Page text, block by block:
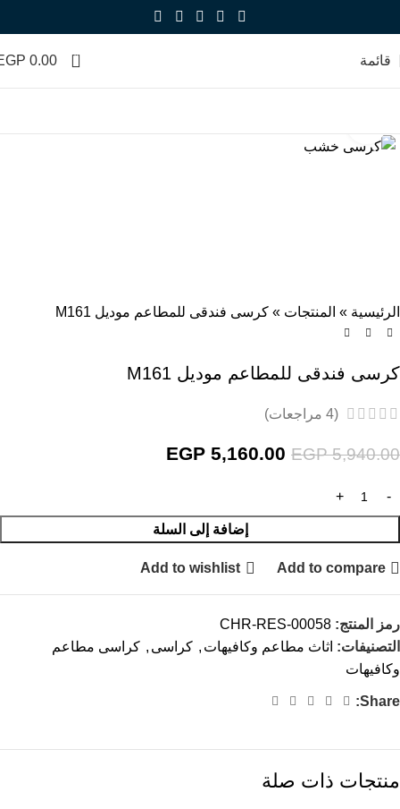
قائمة 0
0.00
-13%
الرئيسية » المنتجات » كرسى فندقى للمطاعم موديل M161
كرسى فندقى للمطاعم موديل M161
(
4 مراجعات)
EGP5,940.00
EGP 5,160.00
إضافة إلى السلة
Add to compare
Add to wishlist
رمز المنتج: CHR-RES-00058
التصنيفات: اثاث مطاعم وكافيهات , كراسى , كراسى مطاعم
وكافيهات
Share:
منتجات ذات صلة